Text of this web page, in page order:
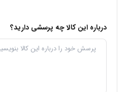
این ابزار از جنس فولاد زنگ نزن
پویا توسعه کیش می‌باشد که
درباره این کالا چه پرسشی دارید؟